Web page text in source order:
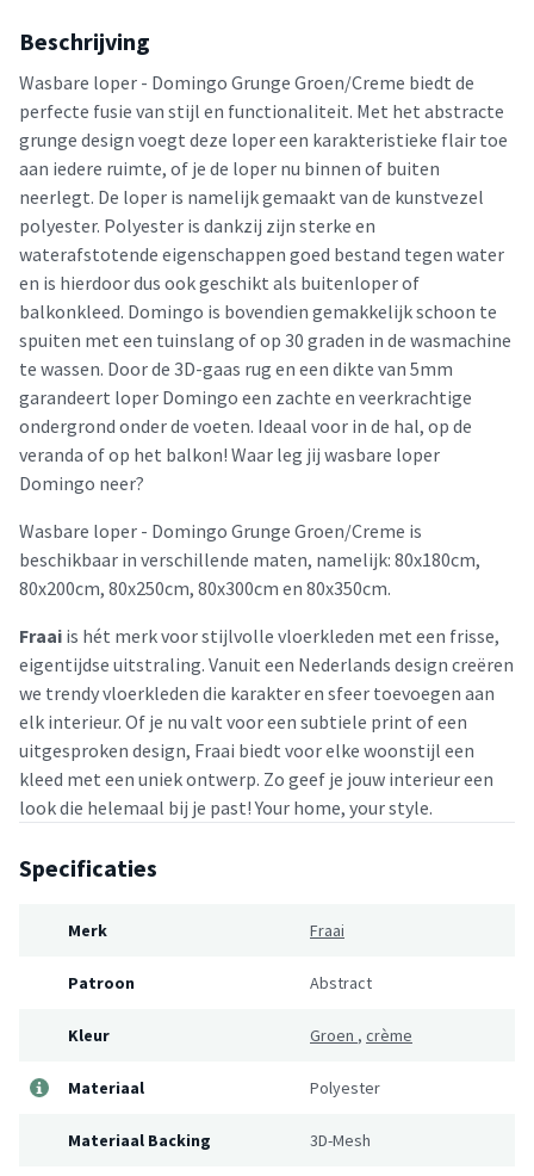
Beschrijving
Wasbare loper - Domingo Grunge Groen/Creme biedt de
perfecte fusie van stijl en functionaliteit. Met het abstracte
grunge design voegt deze loper een karakteristieke flair toe
aan iedere ruimte, of je de loper nu binnen of buiten
neerlegt. De loper is namelijk gemaakt van de kunstvezel
polyester. Polyester is dankzij zijn sterke en
waterafstotende eigenschappen goed bestand tegen water
en is hierdoor dus ook geschikt als buitenloper of
balkonkleed. Domingo is bovendien gemakkelijk schoon te
spuiten met een tuinslang of op 30 graden in de wasmachine
te wassen. Door de 3D-gaas rug en een dikte van 5mm
garandeert loper Domingo een zachte en veerkrachtige
ondergrond onder de voeten. Ideaal voor in de hal, op de
veranda of op het balkon! Waar leg jij wasbare loper
Domingo neer?
Wasbare loper - Domingo Grunge Groen/Creme is
beschikbaar in verschillende maten, namelijk: 80x180cm,
80x200cm, 80x250cm, 80x300cm en 80x350cm.
Fraai is hét merk voor stijlvolle vloerkleden met een frisse,
eigentijdse uitstraling. Vanuit een Nederlands design creëren
we trendy vloerkleden die karakter en sfeer toevoegen aan
elk interieur. Of je nu valt voor een subtiele print of een
uitgesproken design, Fraai biedt voor elke woonstijl een
kleed met een uniek ontwerp. Zo geef je jouw interieur een
look die helemaal bij je past! Your home, your style.
Specificaties
Merk Fraai
Patroon Abstract
Kleur Groen , crème
Materiaal Polyester
Materiaal Backing 3D-Mesh